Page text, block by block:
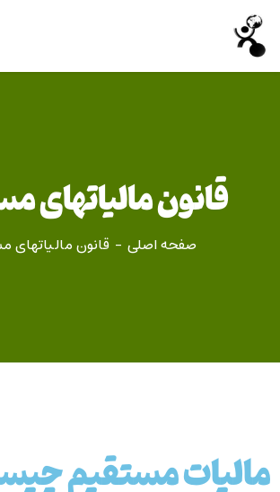
قانون مالیاتهای
صفحه اصلی قانون مالیاتهای
مالیات مستقیم